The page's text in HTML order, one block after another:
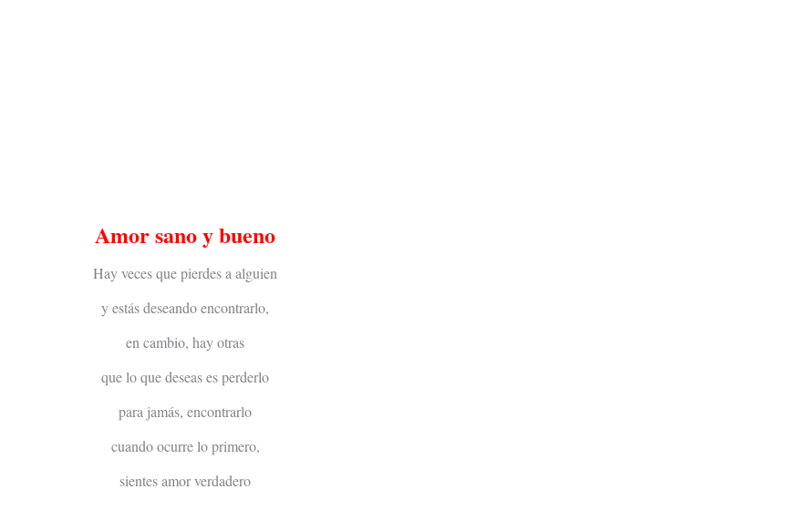
Amor sano y bueno
Hay veces que pierdes a alguien
y estás deseando encontrarlo,
en cambio, hay otras
que lo que deseas es perderlo
para jamás, encontrarlo
cuando ocurre lo primero,
sientes amor verdadero